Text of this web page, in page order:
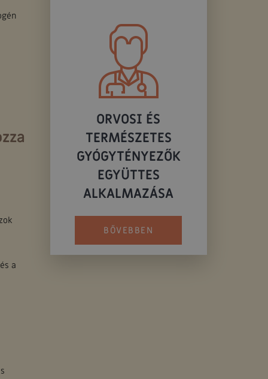
a
ORVOSI ÉS
TERMÉSZETES
GYÓGYTÉNYEZŐK
EGYÜTTES
ALKALMAZÁSA
BŐVEBBEN